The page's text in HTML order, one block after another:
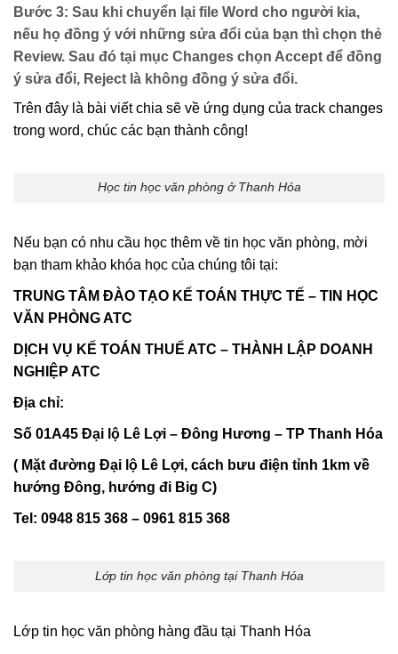
Bước 3: Sau khi chuyển lại file Word cho người kia,
nếu họ đồng ý với những sửa đổi của bạn thì chọn thẻ
Review. Sau đó tại mục Changes chọn Accept để đồng
ý sửa đổi, Reject là không đồng ý sửa đổi.
Trên đây là bài viết chia sẽ về ứng dụng của track changes
trong word, chúc các bạn thành công!
Học tin học văn phòng ở Thanh Hóa
Nếu bạn có nhu cầu học thêm về tin học văn phòng, mời
bạn tham khảo khóa học của chúng tôi tại:
TRUNG TÂM ĐÀO TẠO KẾ TOÁN THỰC TẾ – TIN HỌC
VĂN PHÒNG ATC
DỊCH VỤ KẾ TOÁN THUẾ ATC – THÀNH LẬP DOANH
NGHIỆP ATC
Địa chỉ:
Số 01A45 Đại lộ Lê Lợi – Đông Hương – TP Thanh Hóa
( Mặt đường Đại lộ Lê Lợi, cách bưu điện tỉnh 1km về
hướng Đông, hướng đi Big C)
Tel: 0948 815 368 – 0961 815 368
Lớp tin học văn phòng tại Thanh Hóa
Lớp tin học văn phòng hàng đầu tại Thanh Hóa